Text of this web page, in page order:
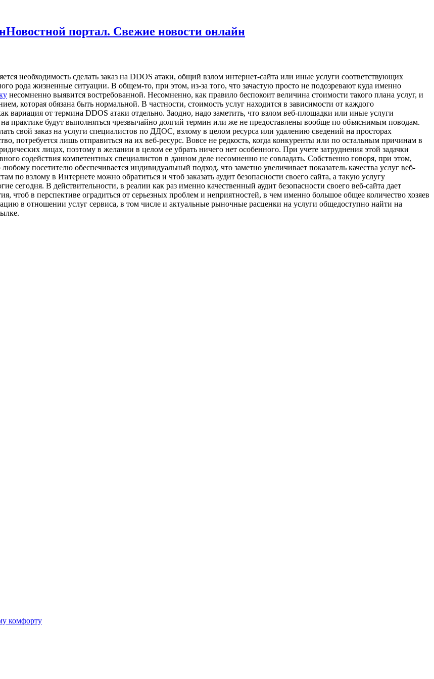
Новостной портал. Свежие новости онлайн
необходимость сделать заказ на DDOS атаки, общий взлом интернет-сайта или иные услуги соответствующих
рода жизненные ситуации. В общем-то, при этом, из-за того, что зачастую просто не подозревают куда именно
несомненно выявится востребованной. Несомненно, как правило беспокоит величина стоимости такого плана услуг, и
которая обязана быть нормальной. В частности, стоимость услуг находится в зависимости от каждого
вариация от термина DDOS атаки отдельно. Заодно, надо заметить, что взлом веб-площадки или иные услуги
практике будут выполняться чрезвычайно долгий термин или же не предоставлены вообще по объяснимым поводам.
свой заказ на услуги специалистов по ДДОС, взлому в целом ресурса или удалению сведений на просторах
потребуется лишь отправиться на их веб-ресурс. Вовсе не редкость, когда конкуренты или по остальным причинам в
лицах, поэтому в желании в целом ее убрать ничего нет особенного. При учете затруднения этой задачки
содействия компетентных специалистов в данном деле несомненно не совладать. Собственно говоря, при этом,
посетителю обеспечивается индивидуальный подход, что заметно увеличивает показатель качества услуг веб-
по взлому в Интернете можно обратиться и чтоб заказать аудит безопасности своего сайта, а такую услугу
сегодня. В действительности, в реалии как раз именно качественный аудит безопасности своего веб-сайта дает
чтоб в перспективе оградиться от серьезных проблем и неприятностей, в чем именно большое общее количество хозяев
в отношении услуг сервиса, в том числе и актуальные рыночные расценки на услуги общедоступно найти на
комфорту